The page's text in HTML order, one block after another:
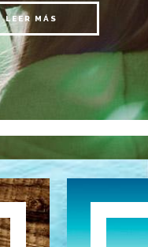
LEER MÁS